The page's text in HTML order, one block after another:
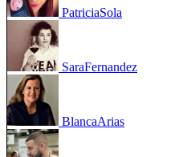
PatriciaSola
SaraFernandez
BlancaArias